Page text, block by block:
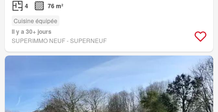
4 76 m²
Cuisine équipée
Il y a 30+ jours
SUPERIMMO NEUF - SUPERNEUF